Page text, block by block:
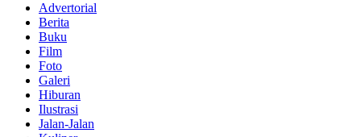
Advertorial
Berita
Buku
Film
Foto
Galeri
Hiburan
Ilustrasi
Jalan-Jalan